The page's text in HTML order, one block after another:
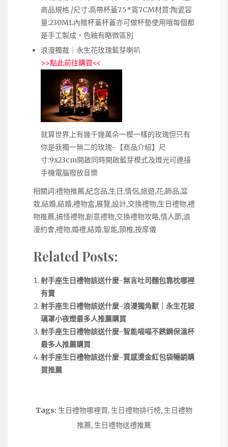
商品規格 /尺寸:高帶杯蓋7.5*寬7CM材質:陶瓷容
量:230ML內贈杯蓋杯蓋亦可做杯墊使用哦每個都
是手工製成，色釉有略微區別
浪漫獨裁｜永生花玫瑰藍芽喇叭
>>點此前往購買<<
就算世界上有幾千幾萬朵一模一樣的玫瑰但只有
你是我獨一無二的玫瑰-【商品介紹】尺
寸:9x23cm開啟同時開啟藍芽模式及燈光可連接
手機電腦撥放音樂
相關詞:禮物推薦,紀念品,生日,情侶,旅遊,花,飾品,盆
栽,結婚,結婚,禮物盒,展覽,設計,交換禮物,生日禮物,禮
物推薦,搞怪禮物,創意禮物,交換禮物攻略,情人節,浪
漫約會,禮物,婚禮,結婚,智能,頸椎,按摩儀
Related Posts:
射手座生日禮物該送什麼-無言吐司麵包靠枕哪裡
有賣
射手座生日禮物該送什麼-浪漫獨角獸｜永生花玻
璃罩小夜燈最多人推薦購買
射手座生日禮物該送什麼-智能喵喵不銹鋼保溫杯
最多人推薦購買
射手座生日禮物該送什麼-質感燙金紅包袋暢銷購
買推薦
Tags: 生日禮物哪裡買, 生日禮物排行榜, 生日禮物
推薦, 生日禮物送禮推薦